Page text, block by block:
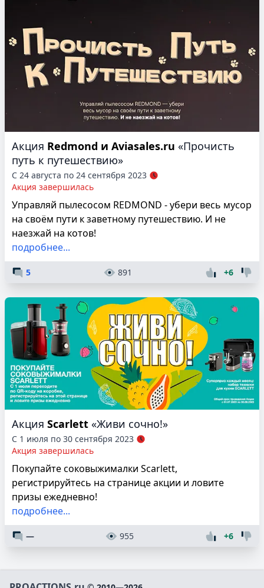
Акция Redmond и Aviasales.ru «Прочисть
путь к путешествию»
С 24 августа по 24 сентября 2023
Акция завершилась
Управляй пылесосом REDMOND - убери весь мусор
на своём пути к заветному путешествию. И не
наезжай на котов!
подробнее...
5 891 +6
Акция Scarlett «Живи сочно!»
С 1 июля по 30 сентября 2023
Акция завершилась
Покупайте соковыжималки Scarlett,
регистрируйтесь на странице акции и ловите
призы ежедневно!
подробнее...
— 955 +6